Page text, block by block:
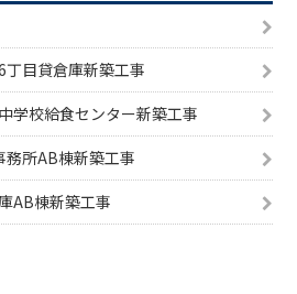
丁目貸倉庫新築工事
学校給食センター新築工事
務所AB棟新築工事
AB棟新築工事